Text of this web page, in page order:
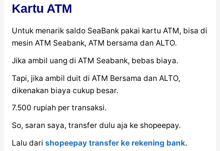
Kartu ATM
Untuk menarik saldo SeaBank pakai kartu ATM, bisa di
mesin ATM Seabank, ATM bersama dan ALTO.
Jika ambil uang di ATM Seabank, bebas biaya.
Tapi, jika ambil duit di ATM Bersama dan ALTO,
dikenakan biaya cukup besar.
7.500 rupiah per transaksi.
So, saran saya, transfer dulu aja ke shopeepay.
Lalu dari shopeepay transfer ke rekening bank.